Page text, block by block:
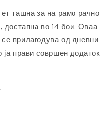
ташна за на рамо рачно
достапна во 14 бои. Оваа
прилагодува од дневни
прави совршен додаток